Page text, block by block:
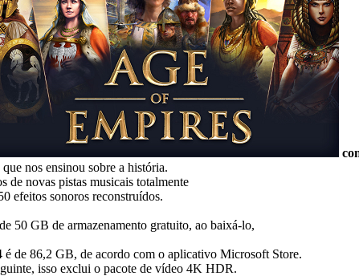
nos ensinou sobre a história.
de novas pistas musicais totalmente
efeitos sonoros reconstruídos.
50 GB de armazenamento gratuito, ao baixá-lo,
de 86,2 GB, de acordo com o aplicativo Microsoft Store.
isso exclui o pacote de vídeo 4K HDR.